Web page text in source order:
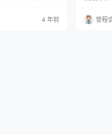
杰出的设计展览厅
敦设计节总监Ben E
4 年前
举办，一
ign 誉程